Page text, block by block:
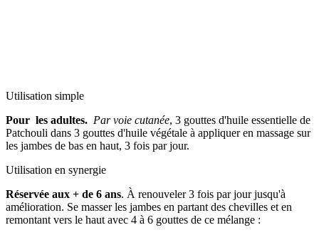
Utilisation simple
Pour les adultes. Par voie cutanée, 3 gouttes d'huile essentielle de
Patchouli dans 3 gouttes d'huile végétale à appliquer en massage sur
les jambes de bas en haut, 3 fois par jour.
Utilisation en synergie
Réservée aux + de 6 ans. À renouveler 3 fois par jour jusqu'à
amélioration. Se masser les jambes en partant des chevilles et en
remontant vers le haut avec 4 à 6 gouttes de ce mélange :